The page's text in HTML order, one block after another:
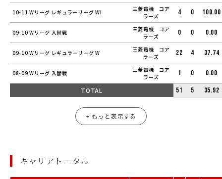
10-11 Wリーグ レギュラーリーグ WI
三菱電機 コア
ラーズ
4 0 100.00
09-10 Wリーグ 入替戦
三菱電機 コア
ラーズ
0 0 0.00
09-10 Wリーグ レギュラーリーグ W
三菱電機 コア
ラーズ
22 4 37.74
08-09 Wリーグ 入替戦
三菱電機 コア
ラーズ
1 0 0.00
TOTAL 51 5 35.92
+ もっと表示する
キャリアトータル